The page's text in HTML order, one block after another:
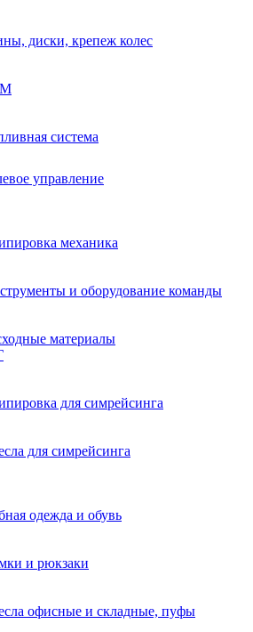
диски, крепеж колес
система
управление
механика
и оборудование команды
материалы
для симрейсинга
для симрейсинга
одежда и обувь
и рюкзаки
офисные и складные, пуфы